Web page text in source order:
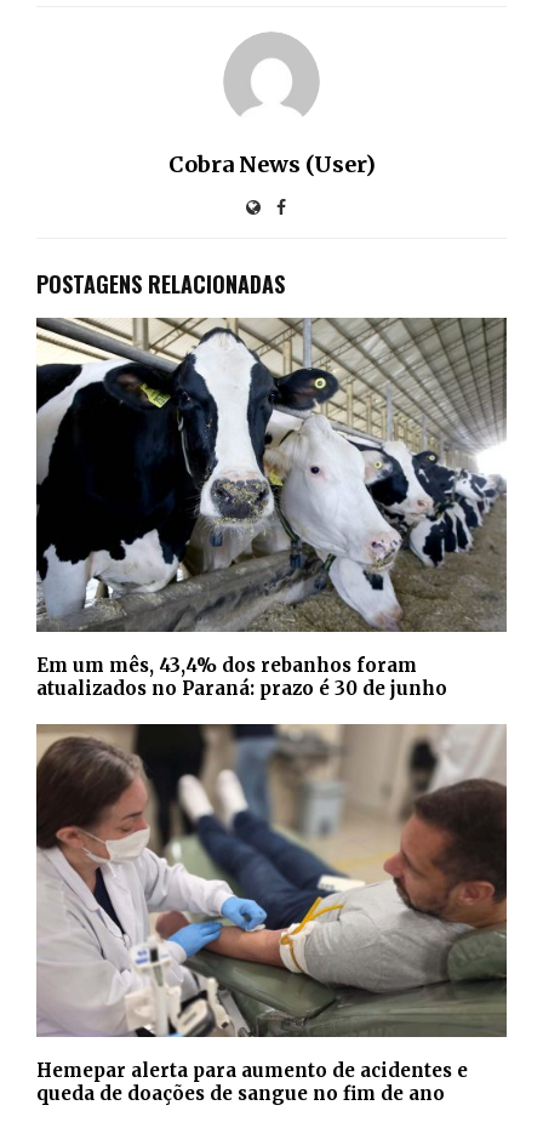
Cobra News (User)
POSTAGENS RELACIONADAS
Em um mês, 43,4% dos rebanhos foram
atualizados no Paraná: prazo é 30 de junho
Hemepar alerta para aumento de acidentes e
queda de doações de sangue no fim de ano